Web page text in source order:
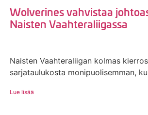
Wolverines vahvistaa
Naisten Vaahteraliigassa
Naisten Vaahteraliigan kolmas
sarjataulukosta monipuolisemman,
Lue lisää